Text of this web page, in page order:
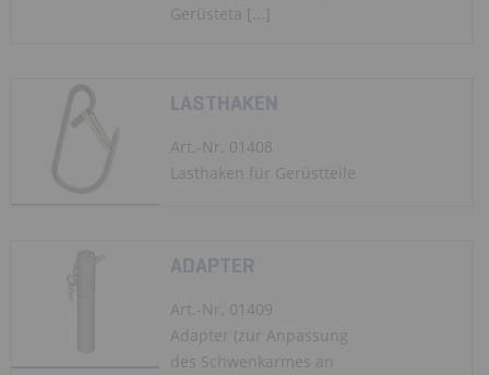
Gerüsteta [...]
LASTHAKEN
Art.-Nr. 01408
Lasthaken für Gerüstteile
ADAPTER
Art.-Nr. 01409
Adapter (zur Anpassung
des Schwenkarmes an